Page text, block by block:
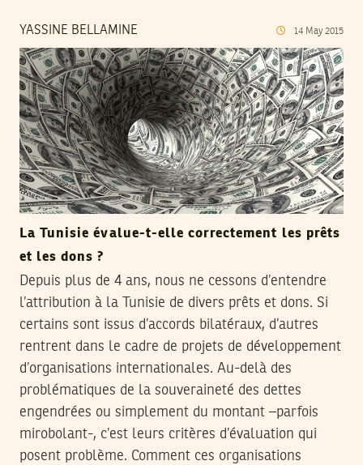
YASSINE BELLAMINE 14 May 2015
La Tunisie évalue-t-elle correctement les prêts
et les dons ?
Depuis plus de 4 ans, nous ne cessons d’entendre
l’attribution à la Tunisie de divers prêts et dons. Si
certains sont issus d’accords bilatéraux, d’autres
rentrent dans le cadre de projets de développement
d’organisations internationales. Au-delà des
problématiques de la souveraineté des dettes
engendrées ou simplement du montant –parfois
mirobolant-, c’est leurs critères d’évaluation qui
posent problème. Comment ces organisations